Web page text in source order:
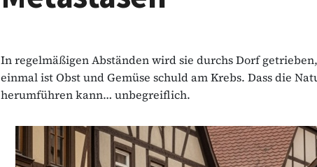
In regelmäßigen Abständen wird sie durchs Dorf
einmal ist Obst und Gemüse schuld am Krebs. Dass die
herumführen kann… unbegreiflich.